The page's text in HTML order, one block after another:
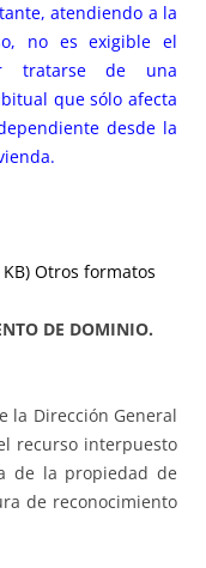
atendiendo a la
no es exigible el
tratarse de una
que sólo afecta
desde la
Otros formatos
DE DOMINIO.
la Dirección General
recurso interpuesto
de la propiedad de
de reconocimiento